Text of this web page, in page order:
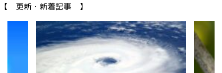
【 更新・新着記事 】